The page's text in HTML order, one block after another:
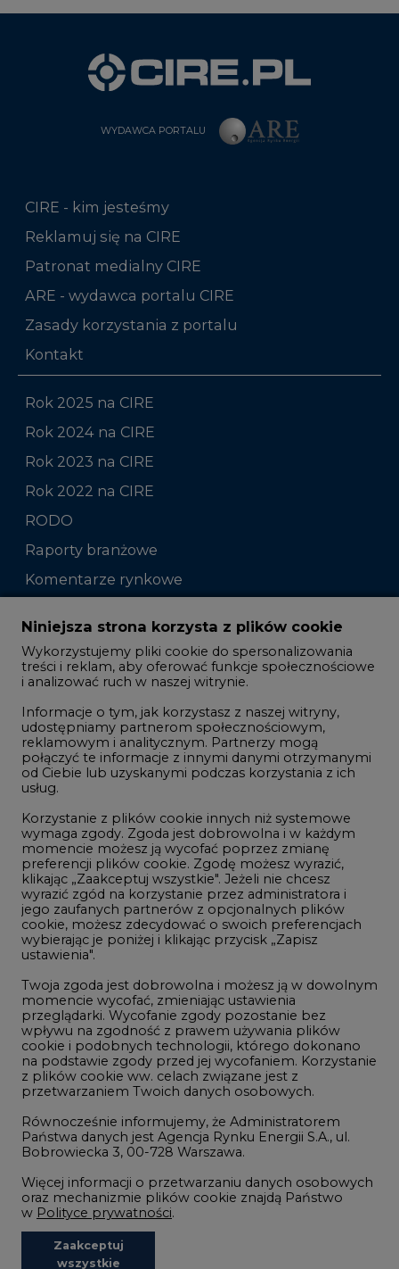
WYDAWCA PORTALU
CIRE - kim jesteśmy
Reklamuj się na CIRE
Patronat medialny CIRE
ARE - wydawca portalu CIRE
Zasady korzystania z portalu
Kontakt
Rok 2025 na CIRE
Rok 2024 na CIRE
Rok 2023 na CIRE
Rok 2022 na CIRE
RODO
Raporty branżowe
Komentarze rynkowe
Zmiany kadrowe na rynku
Studio CIRE
Rozmowy o energetyce
Gospodarka
Geopolityka
LTE450
Innowacje i AI
Telekomunikacja i IT
Handel emisjami CO2
Wodór
Górnictwo
Atom
Fotowoltaika
Offshore wind
Zielone samorządy
Zielona gospodarka
©2002-2021 - 2026
Niniejsza strona korzysta z plików cookie
Wykorzystujemy pliki cookie do spersonalizowania
treści i reklam, aby oferować funkcje społecznościowe
i analizować ruch w naszej witrynie.
Informacje o tym, jak korzystasz z naszej witryny,
udostępniamy partnerom społecznościowym,
reklamowym i analitycznym. Partnerzy mogą
połączyć te informacje z innymi danymi otrzymanymi
od Ciebie lub uzyskanymi podczas korzystania z ich
usług.
Korzystanie z plików cookie innych niż systemowe
wymaga zgody. Zgoda jest dobrowolna i w każdym
momencie możesz ją wycofać poprzez zmianę
preferencji plików cookie. Zgodę możesz wyrazić,
klikając „Zaakceptuj wszystkie". Jeżeli nie chcesz
wyrazić zgód na korzystanie przez administratora i
jego zaufanych partnerów z opcjonalnych plików
cookie, możesz zdecydować o swoich preferencjach
wybierając je poniżej i klikając przycisk „Zapisz
ustawienia".
Twoja zgoda jest dobrowolna i możesz ją w dowolnym
momencie wycofać, zmieniając ustawienia
przeglądarki. Wycofanie zgody pozostanie bez
wpływu na zgodność z prawem używania plików
cookie i podobnych technologii, którego dokonano
na podstawie zgody przed jej wycofaniem. Korzystanie
z plików cookie ww. celach związane jest z
przetwarzaniem Twoich danych osobowych.
Równocześnie informujemy, że Administratorem
Państwa danych jest Agencja Rynku Energii S.A., ul.
Bobrowiecka 3, 00-728 Warszawa.
Więcej informacji o przetwarzaniu danych osobowych
oraz mechanizmie plików cookie znajdą Państwo
w Polityce prywatności.
Zaakceptuj
wszystkie